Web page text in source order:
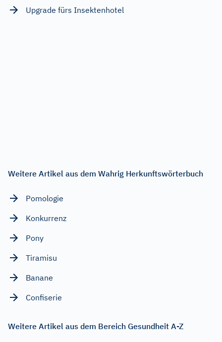
Upgrade fürs Insektenhotel
Weitere Artikel aus dem Wahrig Herkunftswörterbuch
Pomologie
Konkurrenz
Pony
Tiramisu
Banane
Confiserie
Weitere Artikel aus dem Bereich Gesundheit A-Z